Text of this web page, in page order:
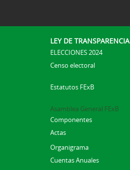
LEY DE TRANSPARENCIA
ELECCIONES 2024
Censo electoral
Estatutos FExB
Asamblea General FExB
Componentes
Actas
Organigrama
Cuentas Anuales